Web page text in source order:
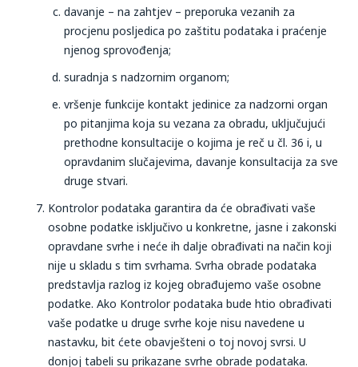
davanje – na zahtjev – preporuka vezanih za
procjenu posljedica po zaštitu podataka i praćenje
njenog sprovođenja;
suradnja s nadzornim organom;
vršenje funkcije kontakt jedinice za nadzorni organ
po pitanjima koja su vezana za obradu, uključujući
prethodne konsultacije o kojima je reč u čl. 36 i, u
opravdanim slučajevima, davanje konsultacija za sve
druge stvari.
Kontrolor podataka garantira da će obrađivati vaše
osobne podatke isključivo u konkretne, jasne i zakonski
opravdane svrhe i neće ih dalje obrađivati na način koji
nije u skladu s tim svrhama. Svrha obrade podataka
predstavlja razlog iz kojeg obrađujemo vaše osobne
podatke. Ako Kontrolor podataka bude htio obrađivati
vaše podatke u druge svrhe koje nisu navedene u
nastavku, bit ćete obavješteni o toj novoj svrsi. U
donjoj tabeli su prikazane svrhe obrade podataka.